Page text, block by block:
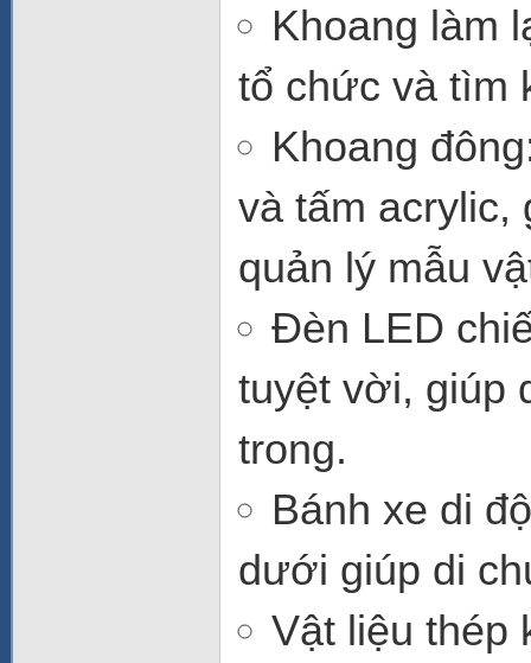
Khoang làm
tổ chức và tìm
Khoang đông
và tấm acrylic,
quản lý mẫu
Đèn LED
tuyệt vời, giúp
trong.
Bánh xe di
dưới giúp di
Vật liệu thép